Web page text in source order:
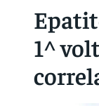
1^